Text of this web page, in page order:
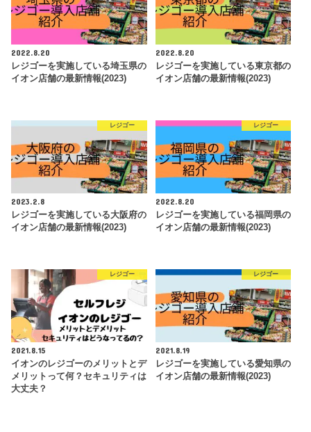
2022.8.20
レジゴーを実施している埼玉県の
イオン店舗の最新情報(2023)
2022.8.20
レジゴーを実施している東京都の
イオン店舗の最新情報(2023)
レジゴー
2023.2.8
レジゴーを実施している大阪府の
イオン店舗の最新情報(2023)
レジゴー
2022.8.20
レジゴーを実施している福岡県の
イオン店舗の最新情報(2023)
レジゴー
2021.8.15
イオンのレジゴーのメリットとデ
メリットって何？セキュリティは
大丈夫？
レジゴー
2021.8.19
レジゴーを実施している愛知県の
イオン店舗の最新情報(2023)